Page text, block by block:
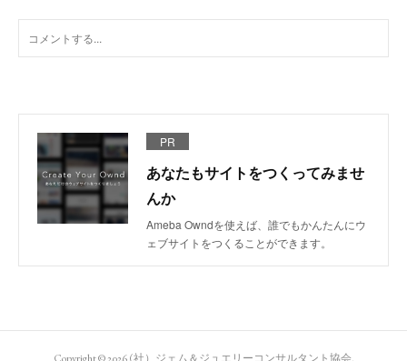
PR
あなたもサイトをつくってみませ
んか
Ameba Owndを使えば、誰でもかんたんにウ
ェブサイトをつくることができます。